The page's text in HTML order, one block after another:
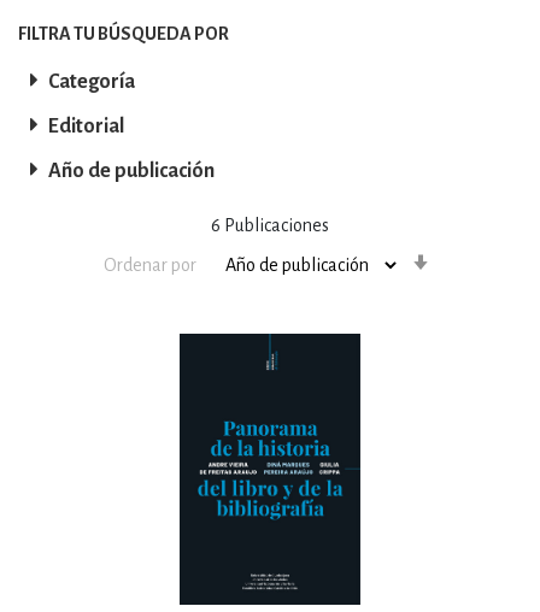
6 Publicaciones
Ordenar por
FILTRA TU BÚSQUEDA POR
Categoría
Editorial
Año de publicación